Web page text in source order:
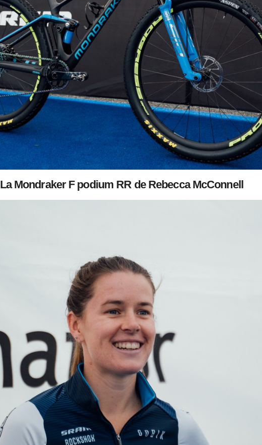
La Mondraker F podium RR de Rebecca McConnell